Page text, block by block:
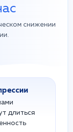
снижении
длиться